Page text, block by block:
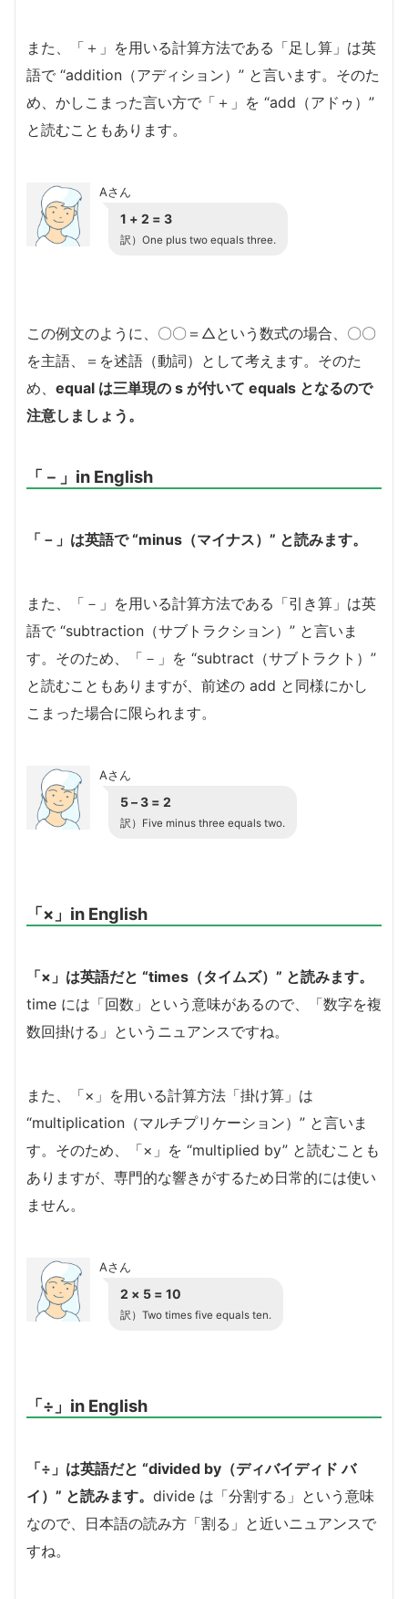
また、「＋」を用いる計算方法である「足し算」は英
語で “addition（アディション）” と言います。そのた
め、かしこまった言い方で「＋」を “add（アドゥ）”
と読むこともあります。
Aさん
1 + 2 = 3
訳）One plus two equals three.
この例文のように、〇〇＝△という数式の場合、〇〇
を主語、＝を述語（動詞）として考えます。そのた
め、 equal は三単現の s が付いて equals となるので
注意しましょう。
「－」in English
「－」は英語で “minus（マイナス）” と読みます。
また、「－」を用いる計算方法である「引き算」は英
語で “subtraction（サブトラクション）” と言いま
す。そのため、「－」を “subtract（サブトラクト）”
と読むこともありますが、前述の add と同様にかし
こまった場合に限られます。
Aさん
5 – 3 = 2
訳）Five minus three equals two.
「×」in English
「×」は英語だと “times（タイムズ）” と読みます。
time には「回数」という意味があるので、「数字を複
数回掛ける」というニュアンスですね。
また、「×」を用いる計算方法「掛け算」は
“multiplication（マルチプリケーション）” と言いま
す。そのため、「×」を “multiplied by” と読むことも
ありますが、専門的な響きがするため日常的には使い
ません。
Aさん
2 × 5 = 10
訳）Two times five equals ten.
「÷」in English
「÷」は英語だと “divided by（ディバイディド バ
イ）” と読みます。 divide は「分割する」という意味
なので、日本語の読み方「割る」と近いニュアンスで
すね。